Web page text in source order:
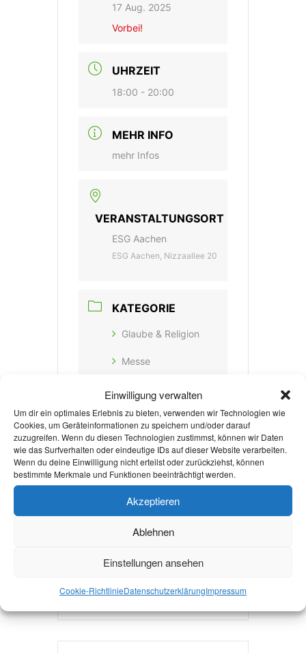
Einwilligung verwalten
Um dir ein optimales Erlebnis zu bieten, verwenden wir Technologien wie
Cookies, um Geräteinformationen zu speichern und/oder darauf
zuzugreifen. Wenn du diesen Technologien zustimmst, können wir Daten
wie das Surfverhalten oder eindeutige IDs auf dieser Website verarbeiten.
Wenn du deine Einwilligung nicht erteilst oder zurückziehst, können
bestimmte Merkmale und Funktionen beeinträchtigt werden.
Akzeptieren
Ablehnen
Einstellungen ansehen
Cookie-RichtlinieDatenschutzerklärungImpressum
17 Aug. 2025
Vorbei!
UHRZEIT
18:00 - 20:00
MEHR INFO
mehr Infos
VERANSTALTUNGSORT
ESG Aachen
ESG Aachen, Nizzaallee 20
KATEGORIE
Glaube & Religion
Messe
mehr Infos
+ Zu Google Kalender hinzufügen
+ iCal / Outlook export